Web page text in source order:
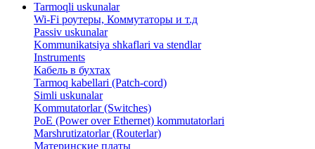
Tarmoqli uskunalar
Wi-Fi роутеры, Коммутаторы и т.д
Passiv uskunalar
Kommunikatsiya shkaflari va stendlar
Instruments
Кабель в бухтах
Tarmoq kabellari (Patch-cord)
Simli uskunalar
Kommutatorlar (Switches)
PoE (Power over Ethernet) kommutatorlari
Marshrutizatorlar (Routerlar)
Материнские платы